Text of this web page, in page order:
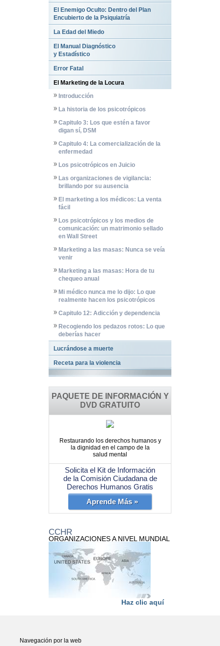
El Enemigo Oculto: Dentro del Plan
Encubierto de la Psiquiatría
La Edad del Miedo
El Manual Diagnóstico
y Estadístico
Error Fatal
El Marketing de la Locura
Introducción
La historia de los psicotrópicos
Capitulo 3: Los que estén a favor
digan sí, DSM
Capitulo 4: La comercialización de la
enfermedad
Los psicotrópicos en Juicio
Las organizaciones de vigilancia:
brillando por su ausencia
El marketing a los médicos: La venta
fácil
Los psicotrópicos y los medios de
comunicación: un matrimonio sellado
en Wall Street
Marketing a las masas: Nunca se veía
venir
Marketing a las masas: Hora de tu
chequeo anual
Mi médico nunca me lo dijo: Lo que
realmente hacen los psicotrópicos
Capitulo 12: Adicción y dependencia
Recogiendo los pedazos rotos: Lo que
deberías hacer
Lucrándose a muerte
Receta para la violencia
PAQUETE DE INFORMACIÓN Y
DVD GRATUITO
Restaurando los derechos humanos y
la dignidad en el campo de la
salud mental
Solicita el Kit de Información
de la Comisión Ciudadana de
Derechos Humanos Gratis
Aprende Más »
CCHR
ORGANIZACIONES A NIVEL MUNDIAL
Haz clic aquí
Navegación por la web